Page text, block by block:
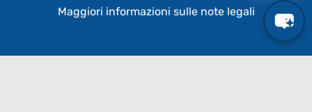
Maggiori informazioni sulle note legali